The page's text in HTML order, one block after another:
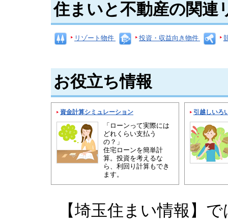
住まいと不動産の関連
リゾート物件 投資・収益向き物件
お役立ち情報
資金計算シミュレーション
「ローンって実際には
どれくらい支払う
の？」
住宅ローンを簡単計
算。投資を考えるな
ら、利回り計算もでき
ます。
引越しいろ
【埼玉住まい情報】